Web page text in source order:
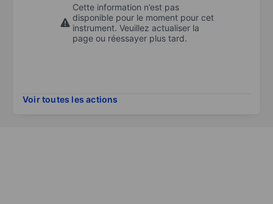
Cette information n’est pas
disponible pour le moment pour cet
instrument. Veuillez actualiser la
page ou réessayer plus tard.
Voir toutes les actions